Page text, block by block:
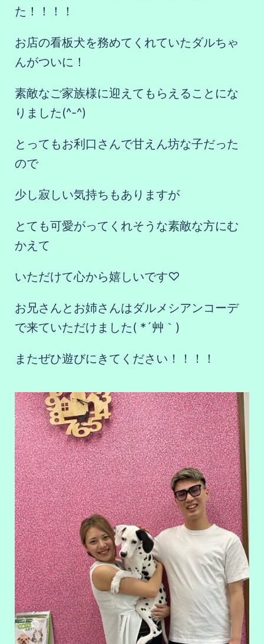
た！！！！
お店の看板犬を務めてくれていたダルちゃ
んがついに！
素敵なご家族様に迎えてもらえることにな
りました(^-^)
とってもお利口さんで甘えん坊な子だった
ので
少し寂しい気持ちもありますが
とても可愛がってくれそうな素敵な方にむ
かえて
いただけて心から嬉しいです♡
お兄さんとお姉さんはダルメシアンコーデ
で来ていただけました( *´艸｀)
またぜひ遊びにきてください！！！！